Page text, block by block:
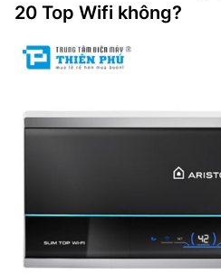
20 Top Wifi không?